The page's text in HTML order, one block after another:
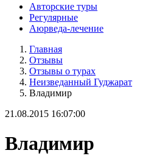
Авторские туры
Регулярные
Аюрведа-лечение
Главная
Отзывы
Отзывы о турах
Неизведанный Гуджарат
Владимир
21.08.2015 16:07:00
Владимир